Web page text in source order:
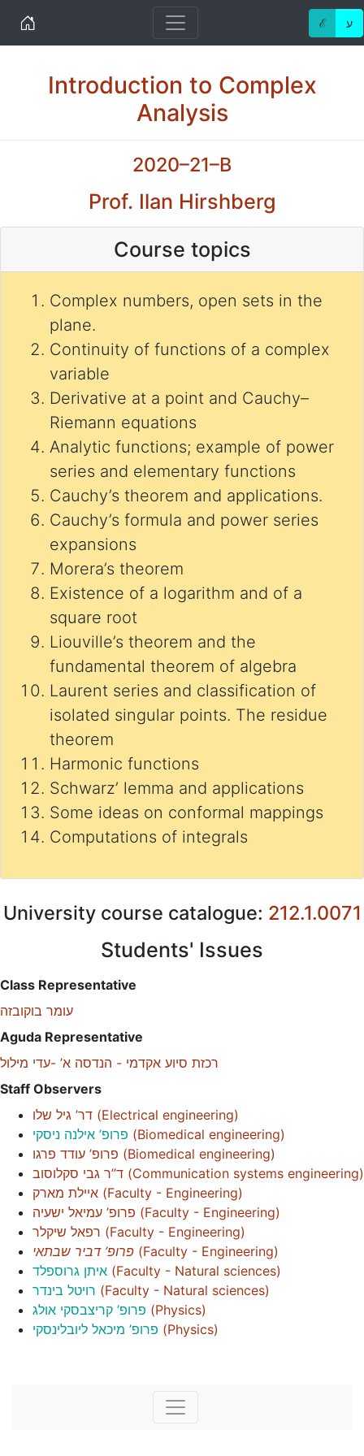
Home ℰ ע
Introduction to Complex
Analysis
2020–21–B
Prof. Ilan Hirshberg
Course topics
Complex numbers, open sets in the
plane.
Continuity of functions of a complex
variable
Derivative at a point and Cauchy–
Riemann equations
Analytic functions; example of power
series and elementary functions
Cauchy’s theorem and applications.
Cauchy’s formula and power series
expansions
Morera’s theorem
Existence of a logarithm and of a
square root
Liouville’s theorem and the
fundamental theorem of algebra
Laurent series and classification of
isolated singular points. The residue
theorem
Harmonic functions
Schwarz’ lemma and applications
Some ideas on conformal mappings
Computations of integrals
University course catalogue: 212.1.0071
Students' Issues
Class Representative
עומר בוקובזה
Aguda Representative
רכזת סיוע אקדמי - הנדסה א’ -עדי מילול
Staff Observers
דר’ גיל שלו (Electrical engineering)
פרופ’ אילנה ניסקי (Biomedical engineering)
פרופ’ עודד פרגו (Biomedical engineering)
ד”ר גבי סקלוסוב (Communication systems engineering)
איילת מארק (Faculty - Engineering)
פרופ’ עמיאל ישעיה (Faculty - Engineering)
רפאל שיקלר (Faculty - Engineering)
פרופ’ דביר שבתאי (Faculty - Engineering)
איתן גרוספלד (Faculty - Natural sciences)
רויטל בינדר (Faculty - Natural sciences)
פרופ’ קריצבסקי אולג (Physics)
פרופ’ מיכאל ליובלינסקי (Physics)